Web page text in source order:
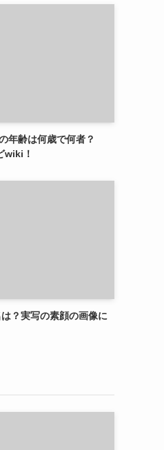
年齢は何歳で何者？
wiki！
？実写の素顔の画像に